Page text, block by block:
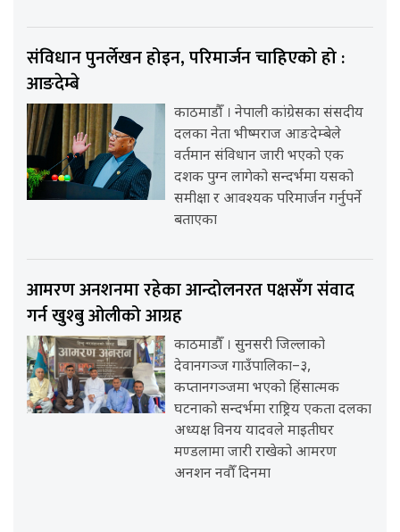
संविधान पुनर्लेखन होइन, परिमार्जन चाहिएको हो :
आङदेम्बे
काठमाडौँ । नेपाली कांग्रेसका संसदीय
दलका नेता भीष्मराज आङदेम्बेले
वर्तमान संविधान जारी भएको एक
दशक पुग्न लागेको सन्दर्भमा यसको
समीक्षा र आवश्यक परिमार्जन गर्नुपर्ने
बताएका
आमरण अनशनमा रहेका आन्दोलनरत पक्षसँग संवाद
गर्न खुश्बु ओलीको आग्रह
काठमाडौँ । सुनसरी जिल्लाको
देवानगञ्ज गाउँपालिका–३,
कप्तानगञ्जमा भएको हिंसात्मक
घटनाको सन्दर्भमा राष्ट्रिय एकता दलका
अध्यक्ष विनय यादवले माइतीघर
मण्डलामा जारी राखेको आमरण
अनशन नवौँ दिनमा